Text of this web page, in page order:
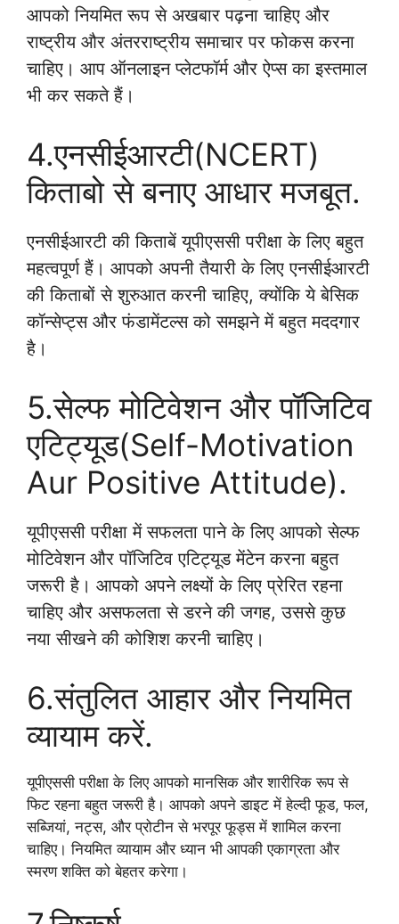
आपको नियमित रूप से अखबार पढ़ना चाहिए और
राष्ट्रीय और अंतरराष्ट्रीय समाचार पर फोकस करना
चाहिए। आप ऑनलाइन प्लेटफॉर्म और ऐप्स का इस्तमाल
भी कर सकते हैं।
4.एनसीईआरटी(NCERT)
किताबो से बनाए आधार मजबूत.
एनसीईआरटी की किताबें यूपीएससी परीक्षा के लिए बहुत
महत्वपूर्ण हैं। आपको अपनी तैयारी के लिए एनसीईआरटी
की किताबों से शुरुआत करनी चाहिए, क्योंकि ये बेसिक
कॉन्सेप्ट्स और फंडामेंटल्स को समझने में बहुत मददगार
है।
5.सेल्फ मोटिवेशन और पॉजिटिव
एटिट्यूड(Self-Motivation
Aur Positive Attitude).
यूपीएससी परीक्षा में सफलता पाने के लिए आपको सेल्फ
मोटिवेशन और पॉजिटिव एटिट्यूड मेंटेन करना बहुत
जरूरी है। आपको अपने लक्ष्यों के लिए प्रेरित रहना
चाहिए और असफलता से डरने की जगह, उससे कुछ
नया सीखने की कोशिश करनी चाहिए।
6.संतुलित आहार और नियमित
व्यायाम करें.
यूपीएससी परीक्षा के लिए आपको मानसिक और शारीरिक रूप से
फिट रहना बहुत जरूरी है। आपको अपने डाइट में हेल्दी फूड, फल,
सब्जियां, नट्स, और प्रोटीन से भरपूर फूड्स में शामिल करना
चाहिए। नियमित व्यायाम और ध्यान भी आपकी एकाग्रता और
स्मरण शक्ति को बेहतर करेगा।